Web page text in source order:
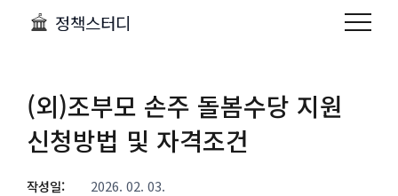
정책스터디
(외)조부모 손주 돌봄수당 지원
신청방법 및 자격조건
작성일:
2026. 02. 03.